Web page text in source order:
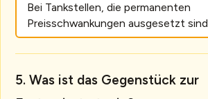
Bei Tankstellen, die permanenten
Preisschwankungen ausgesetzt sind
Was ist das Gegenstück zur